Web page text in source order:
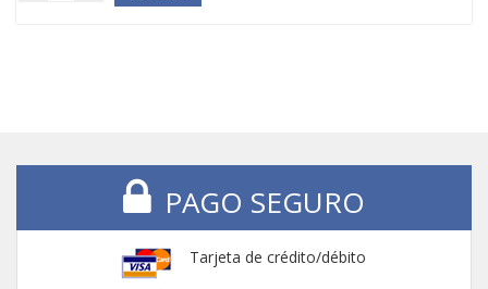
PAGO SEGURO
Tarjeta de crédito/débito